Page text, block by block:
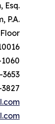
Esq.
P.A.
3653